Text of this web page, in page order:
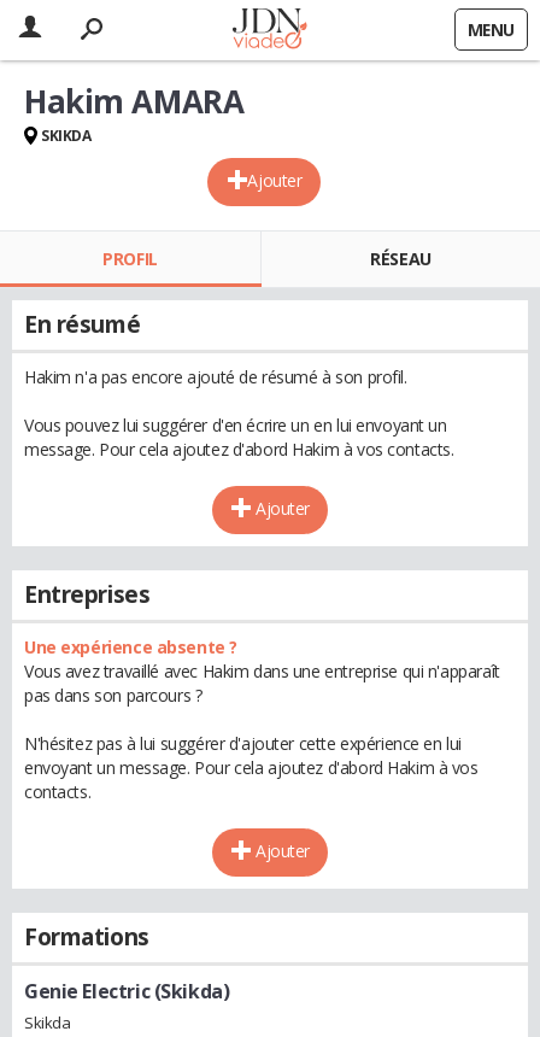
MENU
Ajouter
Hakim AMARA
SKIKDA
PROFIL RÉSEAU
En résumé
Hakim n'a pas encore ajouté de résumé à son profil.
Vous pouvez lui suggérer d'en écrire un en lui envoyant un
message. Pour cela ajoutez d'abord Hakim à vos contacts.
Ajouter
Entreprises
Une expérience absente ?
Vous avez travaillé avec Hakim dans une entreprise qui n'apparaît
pas dans son parcours ?
N'hésitez pas à lui suggérer d'ajouter cette expérience en lui
envoyant un message. Pour cela ajoutez d'abord Hakim à vos
contacts.
Ajouter
Formations
Genie Electric (Skikda)
Skikda